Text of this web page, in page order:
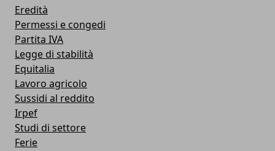
Eredità
Permessi e congedi
Partita IVA
Legge di stabilità
Equitalia
Lavoro agricolo
Sussidi al reddito
Irpef
Studi di settore
Ferie